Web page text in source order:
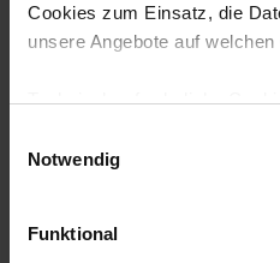
Cookies zum Einsatz, die
unsere Angebote auf
Technisch erforderliche
grundlegende Funktionen wie
gewährleisten.
Notwendig
Funktional
Ich habe nichts anderes